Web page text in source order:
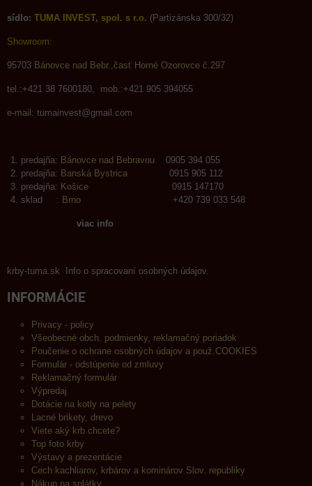
sídlo: TUMA INVEST, spol. s r.o. (Partizánska 300/32)
Showroom:
95703 Bánovce nad Bebr.,časť Horné Ozorovce č.297
tel.:+421 38 7600180, mob.:+421 905 394055
e-mail: tumainvest@gmail.com
predajňa: Bánovce nad Bebravou 0905 394 055
predajňa: Banská Bystrica 0915 905 112
predajňa: Košice 0915 147170
sklad : Brno +420 739 033 548
viac info
krby-tuma.sk Info o spracovaní osobných údajov.
INFORMÁCIE
Privacy - policy
Všeobecné obch. podmienky, reklamačný poriadok
Poučenie o ochrane osobných údajov a použ.COOKIES
Formulár - odstúpenie od zmluvy
Reklamačný formulár
Výpredaj
Dotácie na kotly na pelety
Lacné brikety, drevo
Viete aký krb chcete?
Top foto krby
Výstavy a prezentácie
Cech kachliarov, krbárov a kominárov Slov. republiky
Nákup na splátky